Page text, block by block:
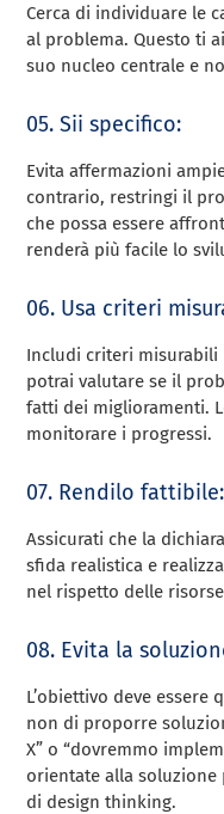
Cerca di individuare le
al problema. Questo ti
suo nucleo centrale e
05. Sii specifico:
Evita affermazioni
contrario, restringi il
che possa essere
renderà più facile lo
06. Usa criteri
Includi criteri misurabili
potrai valutare se il
fatti dei miglioramenti.
monitorare i progressi.
07. Rendilo fattibile:
Assicurati che la
sfida realistica e
nel rispetto delle
08. Evita la
L’obiettivo deve
non di proporre
X” o “dovremmo
orientate alla soluzione
di design thinking.